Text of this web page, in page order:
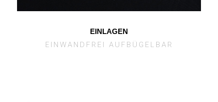
EINLAGEN
EINWANDFREI AUFBÜGELBAR